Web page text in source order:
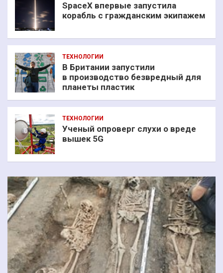
SpaceX впервые запустила
корабль с гражданским экипажем
ТЕХНОЛОГИИ
В Британии запустили
в производство безвредный для
планеты пластик
ТЕХНОЛОГИИ
Ученый опроверг слухи о вреде
вышек 5G